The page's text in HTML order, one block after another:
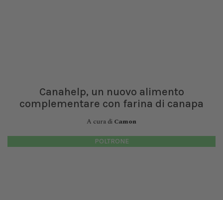
Canahelp, un nuovo alimento
complementare con farina di canapa
A cura di Camon
POLTRONE